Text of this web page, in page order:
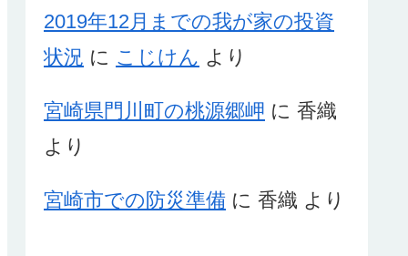
2019年12月までの我が家の投資
状況 に こじけん より
宮崎県門川町の桃源郷岬 に 香織
より
宮崎市での防災準備 に 香織 より